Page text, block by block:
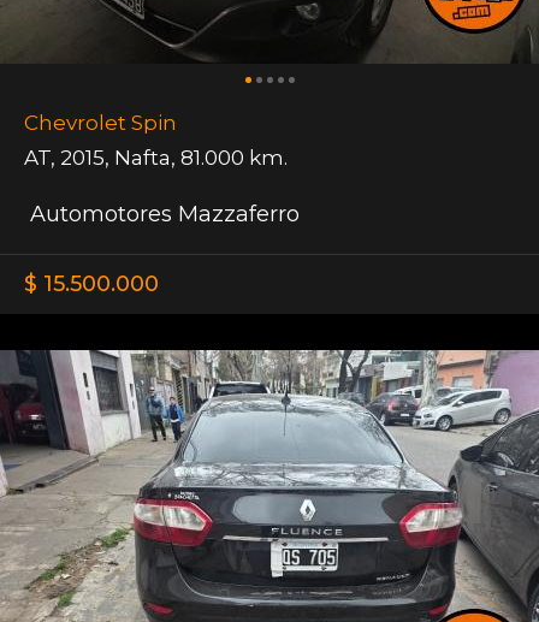
Chevrolet Spin
AT, 2015, Nafta, 81.000 km.
Automotores Mazzaferro
$ 15.500.000